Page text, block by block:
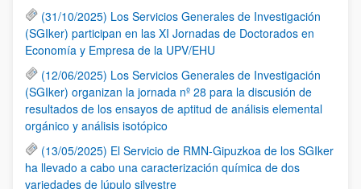
(31/10/2025) Los Servicios Generales de Investigación
(SGIker) participan en las XI Jornadas de Doctorados en
Economía y Empresa de la UPV/EHU
(12/06/2025) Los Servicios Generales de Investigación
(SGIker) organizan la jornada nº 28 para la discusión de
resultados de los ensayos de aptitud de análisis elemental
orgánico y análisis isotópico
(13/05/2025) El Servicio de RMN-Gipuzkoa de los SGIker
ha llevado a cabo una caracterización química de dos
variedades de lúpulo silvestre